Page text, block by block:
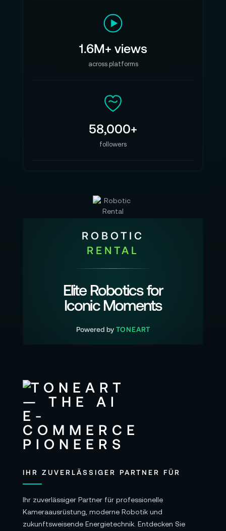
1.6M+ views
across platforms
58,000+
followers
ROBOTIC
RENTAL
Elite Robotics for
Iconic Moments
Powered by TONEART
IHR ZUVERLÄSSIGER PARTNER FÜR
Ihr zuverlässiger Partner für professionelle
Kameraausrüstung, moderne Robotik und
zukunftsweisende Energietechnik. Entdecken Sie